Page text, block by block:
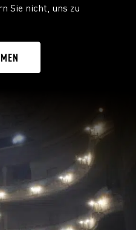
Sie nicht, uns zu